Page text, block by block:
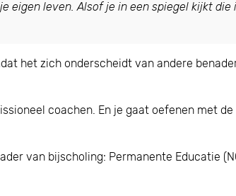
eigen leven. Alsof je in een spiegel kijkt
het zich onderscheidt van andere
coachen. En je gaat oefenen met
van bijscholing: Permanente Educatie